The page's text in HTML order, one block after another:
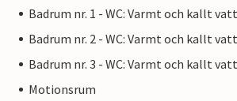
Badrum nr. 1 - WC: Varmt och kallt
Badrum nr. 2 - WC: Varmt och kallt
Badrum nr. 3 - WC: Varmt och kallt
Motionsrum